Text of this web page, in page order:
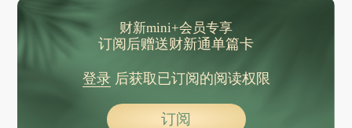
财新mini+会员专享
订阅后赠送财新通单篇卡
登录后获取已订阅的阅读权限
订阅